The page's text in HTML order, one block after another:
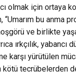
olmak için ortaya
“Umarım bu anma
ve birlikte
ırkçılık, yabancı
karşı yürütülen
kötü tecrübelerden